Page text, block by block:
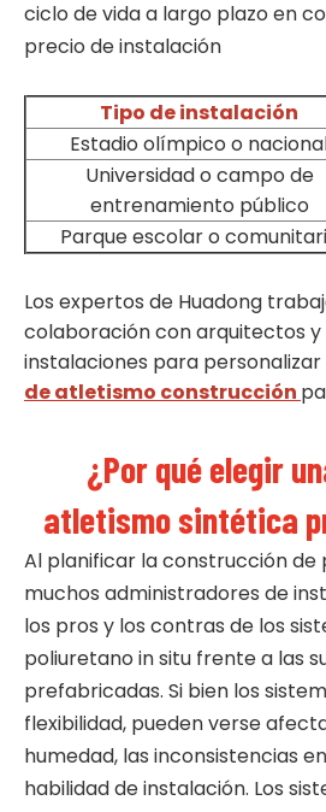
ciclo de vida a largo plazo en
precio de instalación
Tipo de instalación
Estadio olímpico o
Universidad o campo de
entrenamiento público
Parque escolar o
Los expertos de Huadong
colaboración con arquitectos
instalaciones para personalizar
de atletismo construcción
¿Por qué elegir
atletismo sintética
Al planificar la construcción de
muchos administradores de
los pros y los contras de los
poliuretano in situ frente a las
prefabricadas. Si bien los
flexibilidad, pueden verse
humedad, las inconsistencias
habilidad de instalación. Los